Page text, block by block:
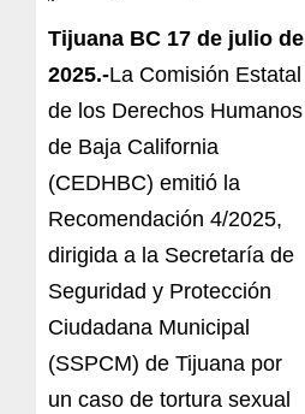
Tijuana BC 17 de julio de
2025.-La Comisión Estatal
de los Derechos Humanos
de Baja California
(CEDHBC) emitió la
Recomendación 4/2025,
dirigida a la Secretaría de
Seguridad y Protección
Ciudadana Municipal
(SSPCM) de Tijuana por
un caso de tortura sexual